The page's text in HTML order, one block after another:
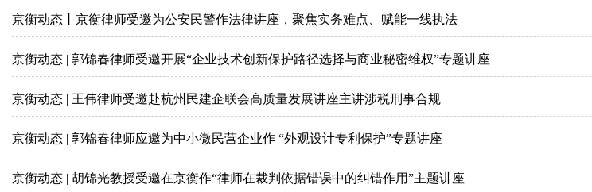
京衡动态丨京衡律师受邀为公安民警作法律讲座，聚焦实务难点、赋能一线执法
京衡动态 | 郭锦春律师受邀开展“企业技术创新保护路径选择与商业秘密维权”专题讲座
京衡动态 | 王伟律师受邀赴杭州民建企联会高质量发展讲座主讲涉税刑事合规
京衡动态 | 郭锦春律师应邀为中小微民营企业作 “外观设计专利保护”专题讲座
京衡动态 | 胡锦光教授受邀在京衡作“律师在裁判依据错误中的纠错作用”主题讲座